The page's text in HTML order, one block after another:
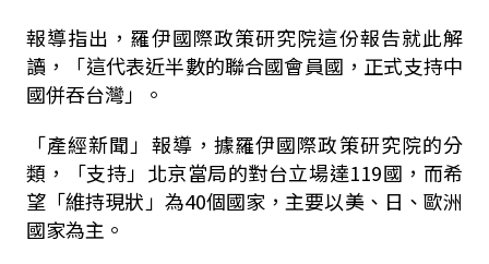
報導指出，羅伊國際政策研究院這份報告就此解
讀，「這代表近半數的聯合國會員國，正式支持中
國併吞台灣」。
「產經新聞」報導，據羅伊國際政策研究院的分
類，「支持」北京當局的對台立場達119國，而希
望「維持現狀」為40個國家，主要以美、日、歐洲
國家為主。